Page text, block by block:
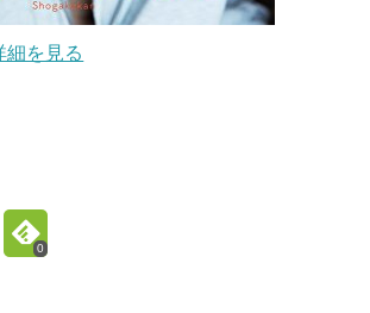
細を見る
0